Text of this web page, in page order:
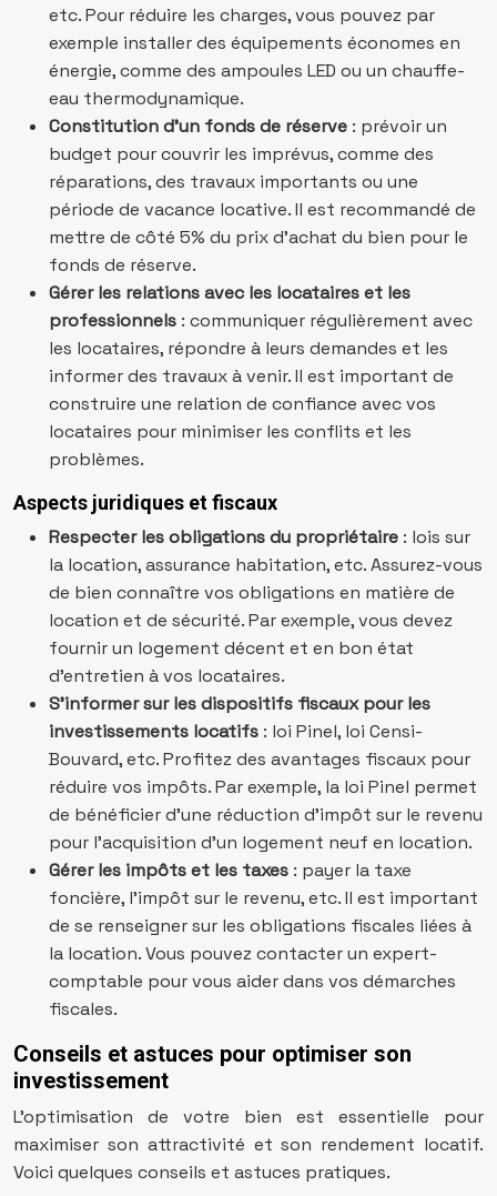
etc. Pour réduire les charges, vous pouvez par
exemple installer des équipements économes en
énergie, comme des ampoules LED ou un chauffe-
eau thermodynamique.
Constitution d’un fonds de réserve : prévoir un
budget pour couvrir les imprévus, comme des
réparations, des travaux importants ou une
période de vacance locative. Il est recommandé de
mettre de côté 5% du prix d’achat du bien pour le
fonds de réserve.
Gérer les relations avec les locataires et les
professionnels : communiquer régulièrement avec
les locataires, répondre à leurs demandes et les
informer des travaux à venir. Il est important de
construire une relation de confiance avec vos
locataires pour minimiser les conflits et les
problèmes.
Aspects juridiques et fiscaux
Respecter les obligations du propriétaire : lois sur
la location, assurance habitation, etc. Assurez-vous
de bien connaître vos obligations en matière de
location et de sécurité. Par exemple, vous devez
fournir un logement décent et en bon état
d’entretien à vos locataires.
S’informer sur les dispositifs fiscaux pour les
investissements locatifs : loi Pinel, loi Censi-
Bouvard, etc. Profitez des avantages fiscaux pour
réduire vos impôts. Par exemple, la loi Pinel permet
de bénéficier d’une réduction d’impôt sur le revenu
pour l’acquisition d’un logement neuf en location.
Gérer les impôts et les taxes : payer la taxe
foncière, l’impôt sur le revenu, etc. Il est important
de se renseigner sur les obligations fiscales liées à
la location. Vous pouvez contacter un expert-
comptable pour vous aider dans vos démarches
fiscales.
Conseils et astuces pour optimiser son
investissement
L’optimisation de votre bien est essentielle pour
maximiser son attractivité et son rendement locatif.
Voici quelques conseils et astuces pratiques.